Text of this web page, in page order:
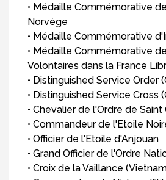
• Médaille Commémorative
Norvège
• Médaille Commémorative
• Médaille Commémorative
Volontaires dans la France
• Distinguished Service Order
• Distinguished Service Cross
• Chevalier de l'Ordre de
• Commandeur de l'Etoile
• Officier de l'Etoile d'Anjouan
• Grand Officier de l'Ordre
• Croix de la Vaillance